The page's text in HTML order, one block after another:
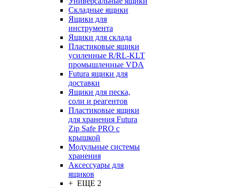
Складные ящики
Ящики для
инструмента
Ящики для склада
Пластиковые ящики
усиленные R/RL-KLT
промышленные VDA
Futura ящики для
доставки
Ящики для песка,
соли и реагентов
Пластиковые ящики
для хранения Futura
Zip Safe PRO с
крышкой
Модульные системы
хранения
Аксессуары для
ящиков
+ ЕЩЕ 2